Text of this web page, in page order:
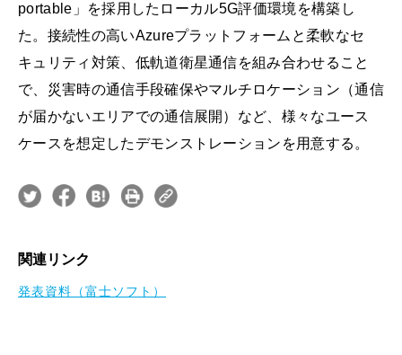
portable」を採用したローカル5G評価環境を構築し
た。接続性の高いAzureプラットフォームと柔軟なセ
キュリティ対策、低軌道衛星通信を組み合わせること
で、災害時の通信手段確保やマルチロケーション（通信
が届かないエリアでの通信展開）など、様々なユース
ケースを想定したデモンストレーションを用意する。
関連リンク
発表資料（富士ソフト）